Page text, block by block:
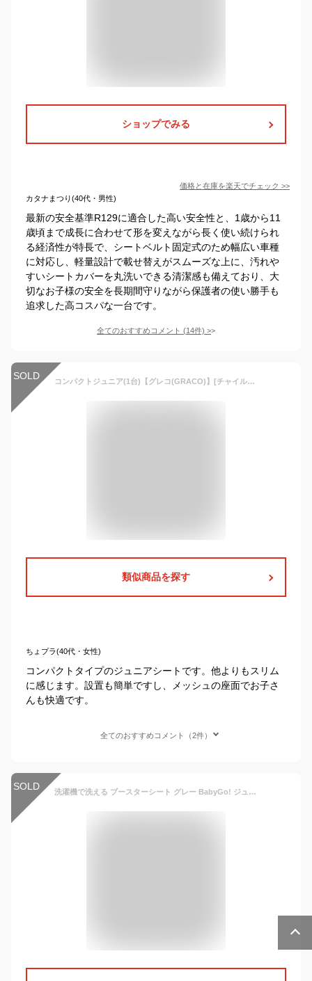
ショップでみる
価格と在庫を楽天でチェック >>
カタナまつり(40代・男性)
最新の安全基準R129に適合した高い安全性と、1歳から11
歳頃まで成長に合わせて形を変えながら長く使い続けられ
る経済性が特長で、シートベルト固定式のため幅広い車種
に対応し、軽量設計で載せ替えがスムーズな上に、汚れや
すいシートカバーを丸洗いできる清潔感も備えており、大
切なお子様の安全を長期間守りながら保護者の使い勝手も
追求した高コスパな一台です。
全てのおすすめコメント (14件) >
SOLD コンパクトジュニア(1台)【グレコ(GRACO)】[チャイルドシート ジュニアシート ブースター]
類似商品を探す
ちょプラ(40代・女性)
コンパクトタイプのジュニアシートです。他よりもスリム
に感じます。設置も簡単ですし、メッシュの座面でお子さ
んも快適です。
全てのおすすめコメント（2件）
SOLD 洗濯機で洗える ブースターシート グレー BabyGo! ジュニアシート【送料無料 沖縄・一部地域を除く】